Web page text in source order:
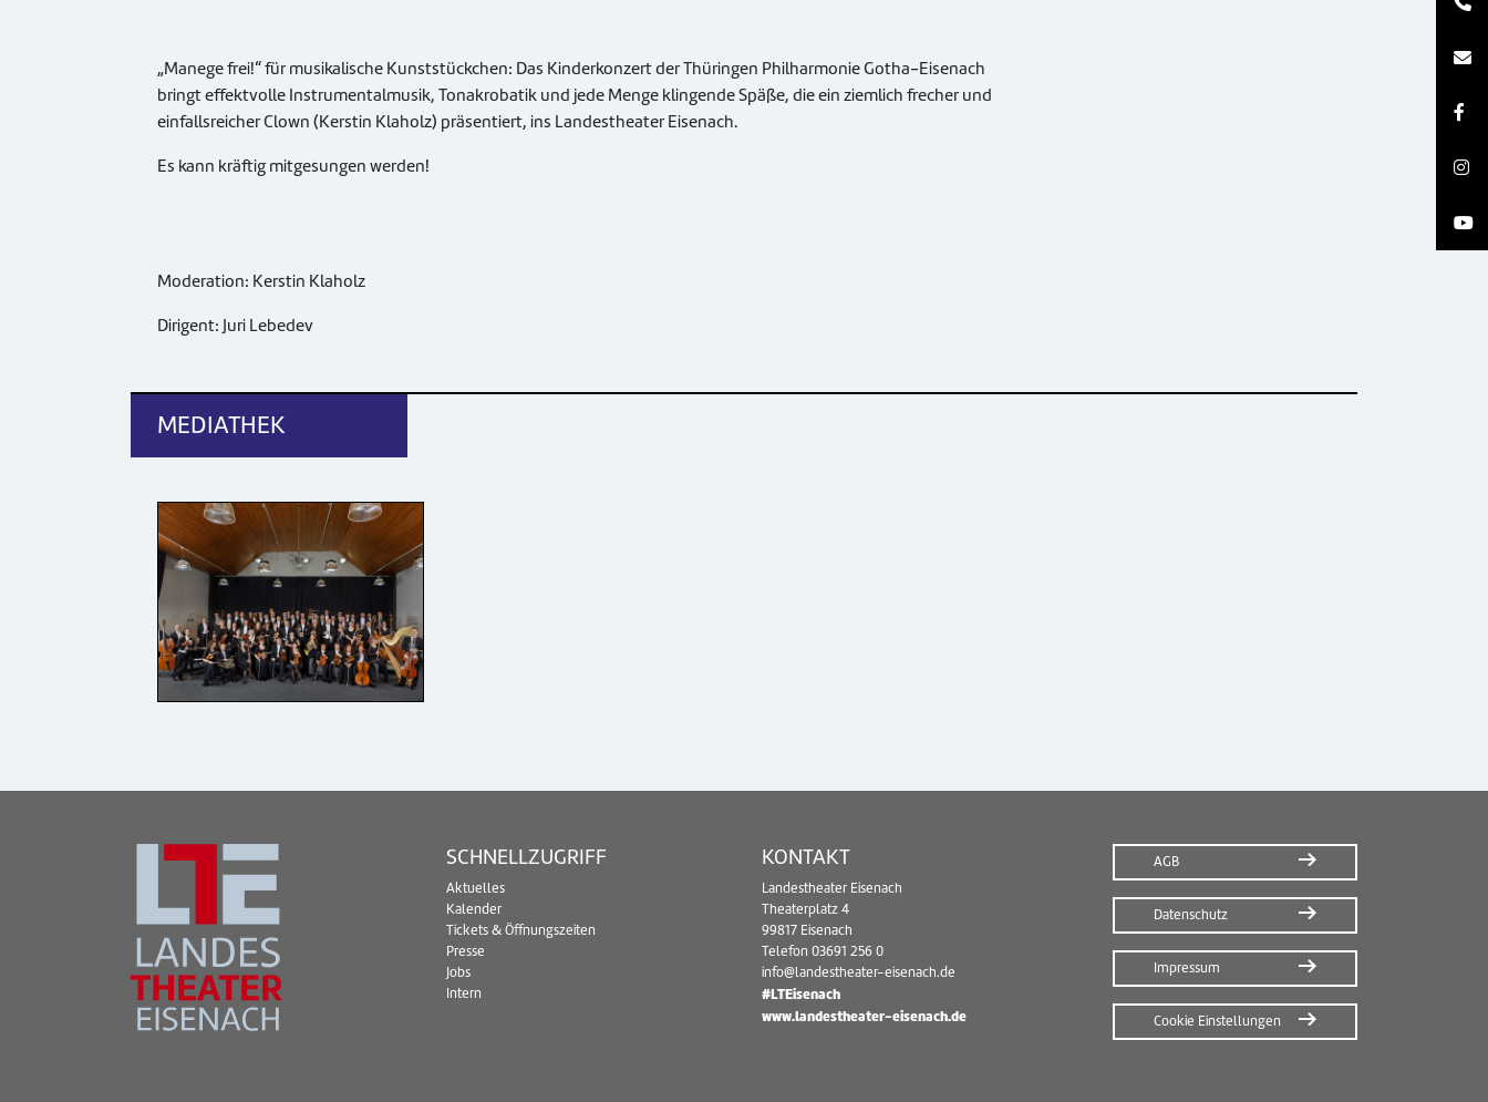
„Manege frei!“ für musikalische Kunststückchen: Das Kinderkonzert der Thüringen Philharmonie Gotha-Eisenach
bringt effektvolle Instrumentalmusik, Tonakrobatik und jede Menge klingende Späße, die ein ziemlich frecher und
einfallsreicher Clown (Kerstin Klaholz) präsentiert, ins Landestheater Eisenach.
Es kann kräftig mitgesungen werden!
Moderation: Kerstin Klaholz
Dirigent: Juri Lebedev
MEDIATHEK
SCHNELLZUGRIFF
Aktuelles
Kalender
Tickets & Öffnungszeiten
Presse
Jobs
Intern
KONTAKT
Landestheater Eisenach
Theaterplatz 4
99817 Eisenach
Telefon 03691 256 0
info@landestheater-eisenach.de
#LTEisenach
www.landestheater-eisenach.de
AGB
Datenschutz
Impressum
Cookie Einstellungen